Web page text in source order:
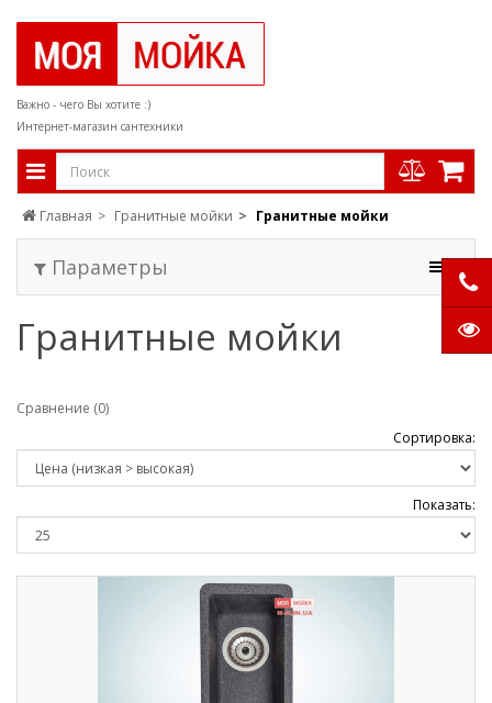
Важно - чего Вы хотите :)
Интернет-магазин сантехники
Главная Гранитные мойки Гранитные мойки
Параметры
Гранитные мойки
Сравнение (0)
Сортировка:
Показать: